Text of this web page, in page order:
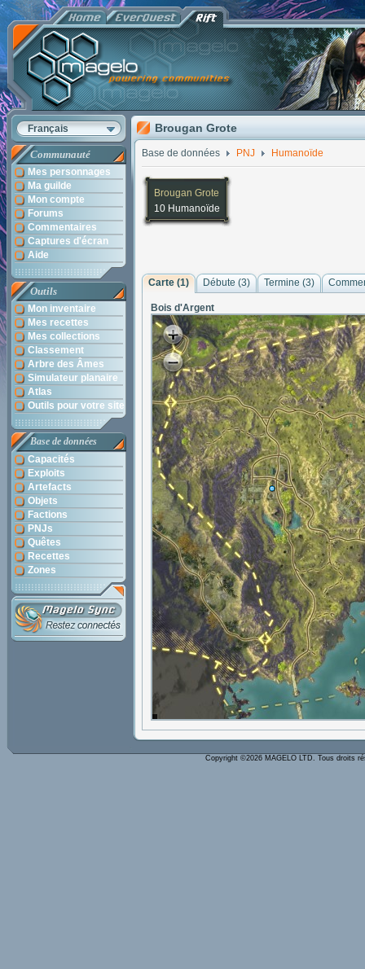
Français
Communauté
Mes personnages
Ma guilde
Mon compte
Forums
Commentaires
Captures d'écran
Aide
Outils
Mon inventaire
Mes recettes
Mes collections
Classement
Arbre des Âmes
Simulateur planaire
Atlas
Outils pour votre site
Base de données
Capacités
Exploits
Artefacts
Objets
Factions
PNJs
Quêtes
Recettes
Zones
Brougan Grote
Base de données PNJ Humanoïde
Brougan Grote
10 Humanoïde
Carte (1) Débute (3) Termine (3)
Bois d'Argent
Copyright ©2026 MAGELO LTD. Tous droits